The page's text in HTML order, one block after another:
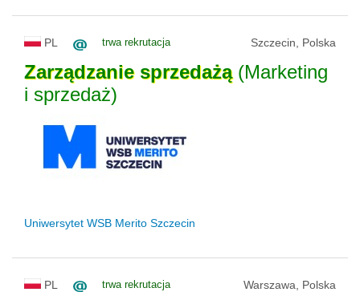
PL trwa rekrutacja Szczecin, Polska
Zarządzanie sprzedażą(Marketing
i sprzedaż)
Uniwersytet WSB Merito Szczecin
PL trwa rekrutacja Warszawa, Polska